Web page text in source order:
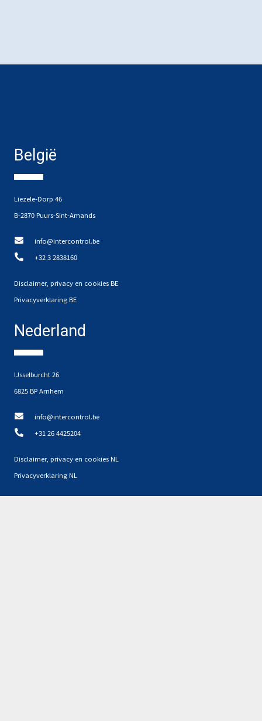
België
Liezele-Dorp 46
B-2870 Puurs-Sint-Amands
info@intercontrol.be
+32 3 2838160
Disclaimer, privacy en cookies BE
Privacyverklaring BE
Nederland
IJsselburcht 26
6825 BP Arnhem
info@intercontrol.be
+31 26 4425204
Disclaimer, privacy en cookies NL
Privacyverklaring NL